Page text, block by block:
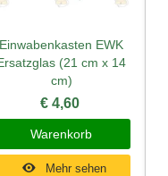
Einwabenkasten EWK
(21 cm x 14
cm)
€ 4,60
Warenkorb
Mehr sehen